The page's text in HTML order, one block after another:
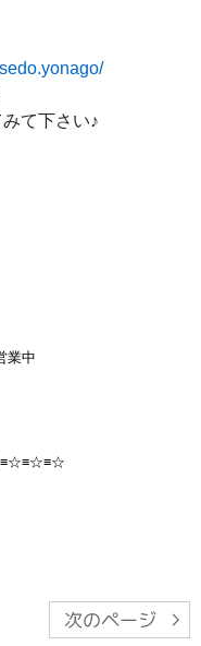
て下さい♪
業中